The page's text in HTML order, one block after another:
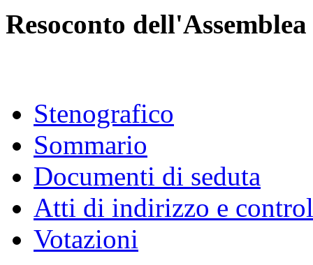
Resoconto dell'Assemblea
Stenografico
Sommario
Documenti di seduta
Atti di indirizzo e
Votazioni